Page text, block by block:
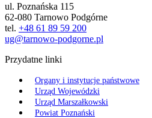
ul. Poznańska 115
62-080 Tarnowo Podgórne
tel. +48 61 89 59 200
ug@tarnowo-podgorne.pl
Przydatne linki
Organy i instytucje państwowe
Urząd Wojewódzki
Urząd Marszałkowski
Powiat Poznański